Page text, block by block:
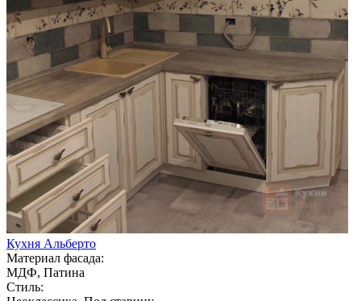
Кухня Альберто
Материал фасада:
МДФ, Патина
Стиль: